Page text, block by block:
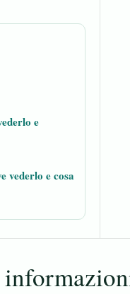
e
vederlo e cosa